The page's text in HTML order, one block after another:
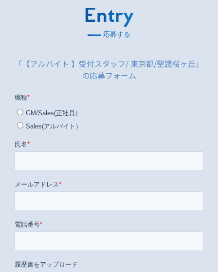
Entry
応募する
「【アルバイト 】受付スタッフ/ 東京都/聖蹟桜ヶ丘」
の応募フォーム